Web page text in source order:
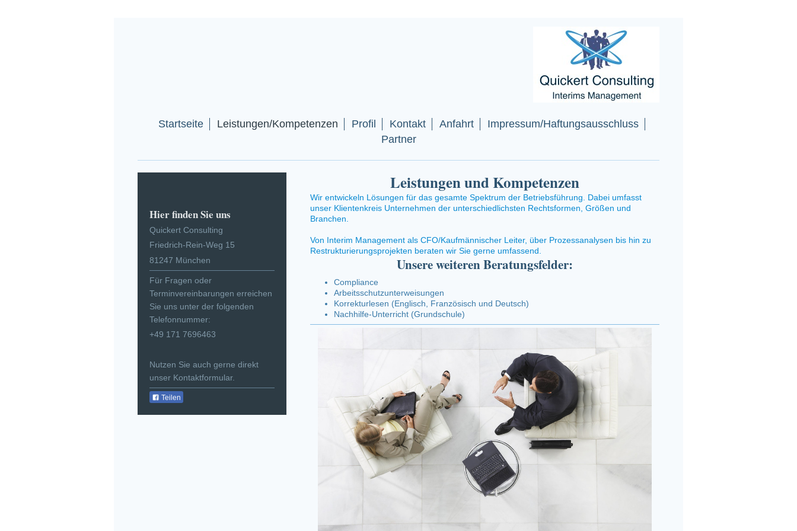
Startseite Leistungen/Kompetenzen Profil Kontakt Anfahrt
Impressum/Haftungsausschluss
Partner
Leistungen und Kompetenzen
Wir entwickeln Lösungen für das gesamte Spektrum der Betriebsführung. Dabei umfasst
unser Klientenkreis Unternehmen der unterschiedlichsten Rechtsformen, Größen und
Branchen.
Von Interim Management als CFO/Kaufmännischer Leiter, über Prozessanalysen bis hin zu
Restrukturierungsprojekten beraten wir Sie gerne umfassend.
Unsere weiteren Beratungsfelder:
Compliance
Arbeitsschutzunterweisungen
Korrekturlesen (Englisch, Französisch und Deutsch)
Nachhilfe-Unterricht (Grundschule)
Hier finden Sie uns
Quickert Consulting
Friedrich-Rein-Weg 15
81247 München
Für Fragen oder
Terminvereinbarungen erreichen
Sie uns unter der folgenden
Telefonnummer:
+49 171 7696463
Nutzen Sie auch gerne direkt
unser Kontaktformular.
Teilen